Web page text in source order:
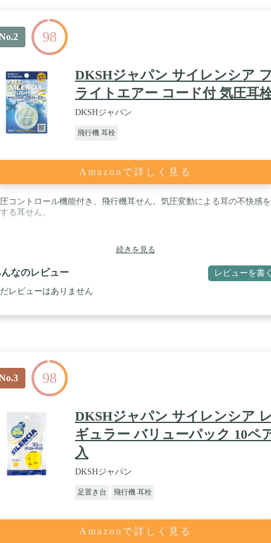
98
DKSHジャパン サイレンシア
ライトエアー コード付 気圧耳
DKSHジャパン
飛行機 耳栓
Amazonで詳しく見る
コントロール機能付き、飛行機耳せん。気圧変動による耳の不快感
る耳せん。
続きを見る
なのレビュー レビューを書
レビューはありません
98
DKSHジャパン サイレンシア
ギュラー バリューパック 10ペ
入
DKSHジャパン
足置き台 飛行機 耳栓
Amazonで詳しく見る